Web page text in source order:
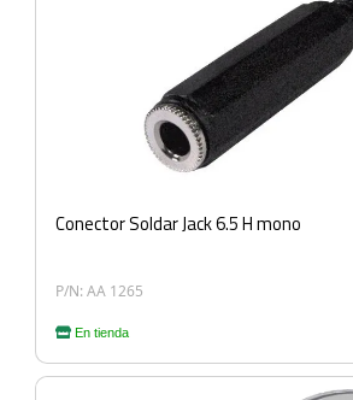
Conector Soldar Jack 6.5 H mono
P/N: AA 1265
En tienda